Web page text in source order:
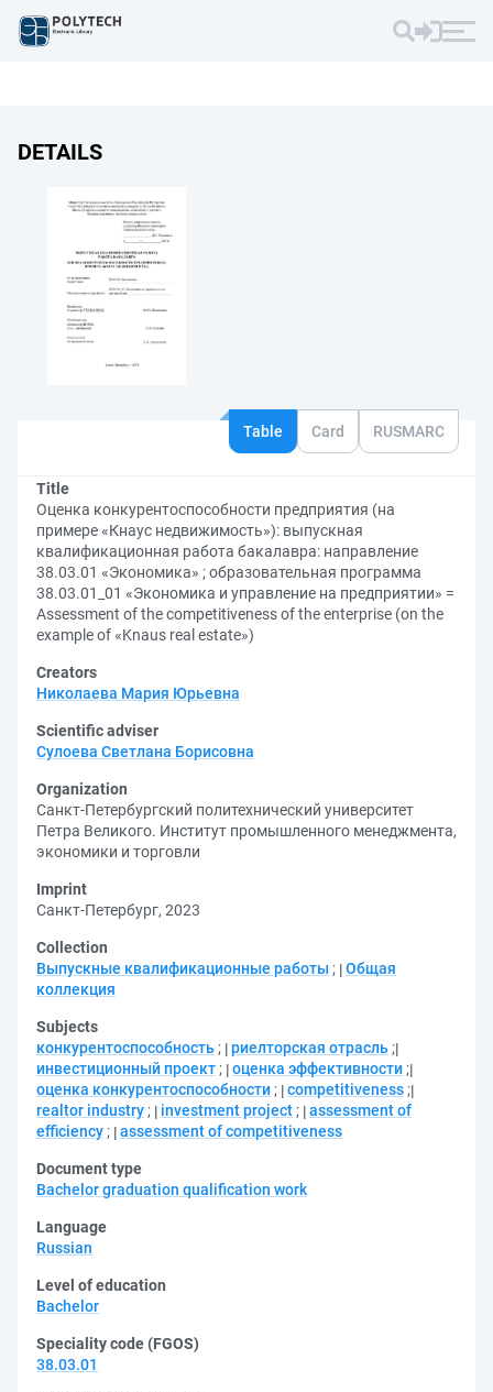
DETAILS
Table Card RUSMARC
Title
Оценка конкурентоспособности предприятия (на
примере «Кнаус недвижимость»): выпускная
квалификационная работа бакалавра: направление
38.03.01 «Экономика» ; образовательная программа
38.03.01_01 «Экономика и управление на предприятии» =
Assessment of the competitiveness of the enterprise (on the
example of «Knaus real estate»)
Creators
Николаева Мария Юрьевна
Scientific adviser
Сулоева Светлана Борисовна
Organization
Санкт-Петербургский политехнический университет
Петра Великого. Институт промышленного менеджмента,
экономики и торговли
Imprint
Санкт-Петербург, 2023
Collection
Выпускные квалификационные работы ; Общая
коллекция
Subjects
конкурентоспособность ; риелторская отрасль ;
инвестиционный проект ; оценка эффективности ;
оценка конкурентоспособности ; competitiveness ;
realtor industry ; investment project ; assessment of
efficiency ; assessment of competitiveness
Document type
Bachelor graduation qualification work
Language
Russian
Level of education
Bachelor
Speciality code (FGOS)
38.03.01